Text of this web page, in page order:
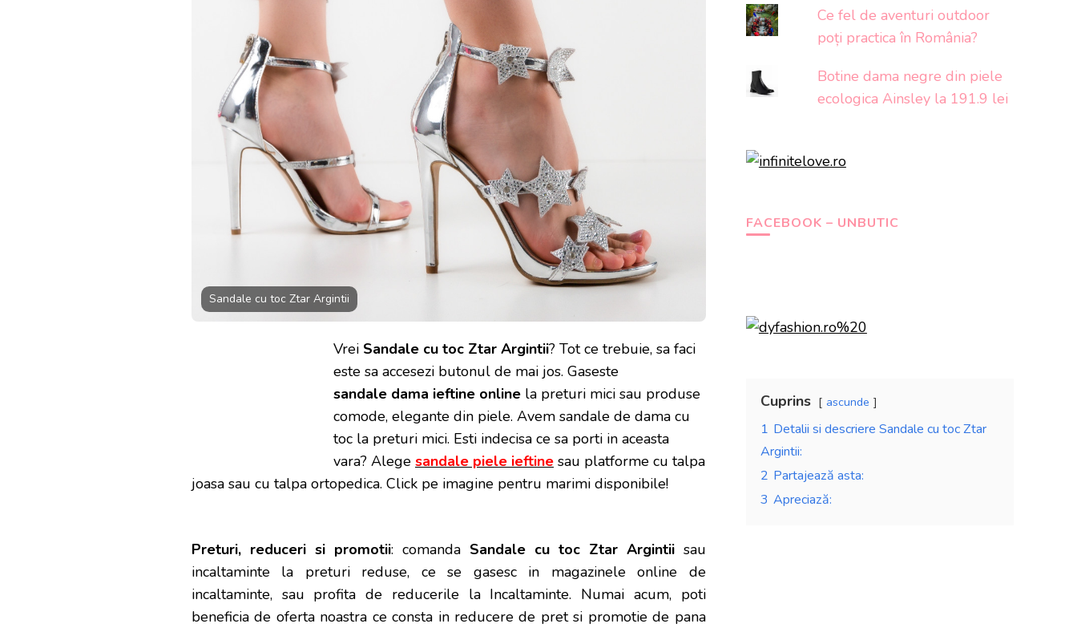
Sandale cu toc Ztar Argintii
Vrei Sandale cu toc Ztar Argintii? Tot ce trebuie, sa faci
este sa accesezi butonul de mai jos. Gaseste
sandale dama ieftine online la preturi mici sau produse
comode, elegante din piele. Avem sandale de dama cu
toc la preturi mici. Esti indecisa ce sa porti in aceasta
vara? Alege sandale piele ieftine sau platforme cu talpa
joasa sau cu talpa ortopedica. Click pe imagine pentru marimi disponibile!
Preturi, reduceri si promotii: comanda Sandale cu toc Ztar Argintiisau
incaltaminte la preturi reduse, ce se gasesc in magazinele online de
incaltaminte, sau profita de reducerile la Incaltaminte. Numai acum, poti
beneficia de oferta noastra ce consta in reducere de pret si promotie de pana
Ce fel de aventuri outdoor
poți practica în România?
Botine dama negre din piele
ecologica Ainsley la 191.9 lei
FACEBOOK – UNBUTIC
Cuprins ascunde
1 Detalii si descriere Sandale cu toc Ztar
Argintii:
2 Partajează asta:
3 Apreciază: